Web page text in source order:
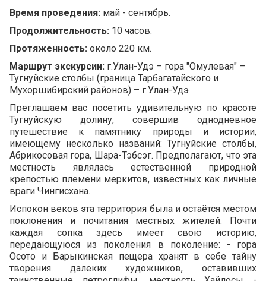
Туры Зима-Весна
Туры Лето-Осень
Тур в Монголию
Деловой туризм
Карта Байкала
Достопримечательности
Полезная информация
Контакты
Время проведения: май - сентябрь.
Продолжительность: 10 часов.
Протяженность: около 220 км.
Маршрут экскурсии: г.Улан-Удэ – гора "Омулевая" –
Тугнуйские столбы (граница Тарбагатайского и
Мухоршибирский районов) – г.Улан-Удэ
Преглашаем вас посетить удивительную по красоте
Тугнуйскую долину, совершив однодневное
путешествие к памятнику природы и истории,
имеющему несколько названий: Тугнуйские столбы,
Абрикосовая гора, Шара-Тэбсэг. Предполагают, что эта
местность являлась естественной природной
крепостью племени меркитов, известных как личные
враги Чингисхана.
Испокон веков эта территория была и остаётся местом
поклонения и почитания местных жителей. Почти
каждая сопка здесь имеет свою историю,
передающуюся из поколения в поколение: - гора
Осото и Барыкинская пещера хранят в себе тайну
творения далеких художников, оставивших